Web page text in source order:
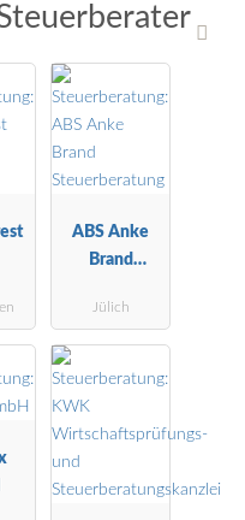
ABS Anke
Brand
ng
Jülich